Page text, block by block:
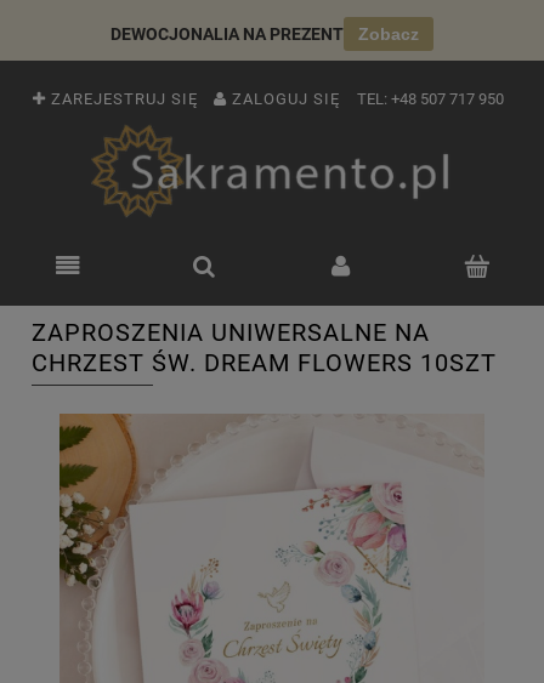
DEWOCJONALIA NA PREZENT Zobacz
ZAREJESTRUJ SIĘ ZALOGUJ SIĘ TEL: +48 507 717 950
ZAPROSZENIA UNIWERSALNE NA
CHRZEST ŚW. DREAM FLOWERS 10SZT